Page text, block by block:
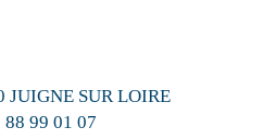
JUIGNE SUR LOIRE
88 99 01 07